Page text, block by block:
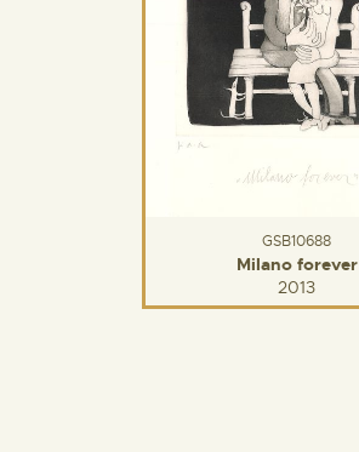
GSB10688
Milano forever
2013